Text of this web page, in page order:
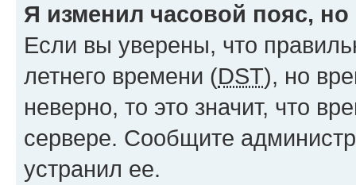
Я изменил часовой пояс,
Если вы уверены, что
летнего времени (DST), но
неверно, то это значит, что
сервере. Сообщите
устранил ее.